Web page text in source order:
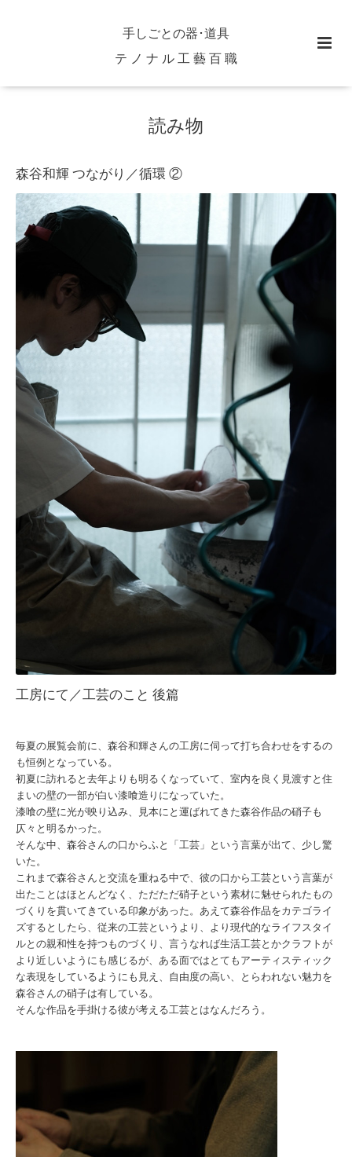
手しごとの器･道具
テ ノ ナ ル 工 藝 百 職
読み物
森谷和輝 つながり／循環 ②
工房にて／工芸のこと 後篇
毎夏の展覧会前に、森谷和輝さんの工房に伺って打ち合わせをするの
も恒例となっている。
初夏に訪れると去年よりも明るくなっていて、室内を良く見渡すと住
まいの壁の一部が白い漆喰造りになっていた。
漆喰の壁に光が映り込み、見本にと運ばれてきた森谷作品の硝子も
仄々と明るかった。
そんな中、森谷さんの口からふと「工芸」という言葉が出て、少し驚
いた。
これまで森谷さんと交流を重ねる中で、彼の口から工芸という言葉が
出たことはほとんどなく、ただただ硝子という素材に魅せられたもの
づくりを貫いてきている印象があった。あえて森谷作品をカテゴライ
ズするとしたら、従来の工芸というより、より現代的なライフスタイ
ルとの親和性を持つものづくり、言うなれば生活工芸とかクラフトが
より近しいようにも感じるが、ある面ではとてもアーティスティック
な表現をしているようにも見え、自由度の高い、とらわれない魅力を
森谷さんの硝子は有している。
そんな作品を手掛ける彼が考える工芸とはなんだろう。